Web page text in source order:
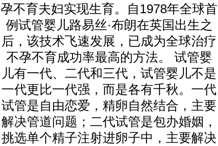
孕不育夫妇实现生育。自1978年全球首
例试管婴儿路易丝·布朗在英国出生之
后，该技术飞速发展，已成为全球治疗
不孕不育成功率最高的方法。 试管婴
儿有一代、二代和三代，试管婴儿不是
一代更比一代强，而是各有千秋。一代
试管是自由恋爱，精卵自然结合，主要
解决管道问题；二代试管是包办婚姻，
挑选单个精子注射进卵子中，主要解决